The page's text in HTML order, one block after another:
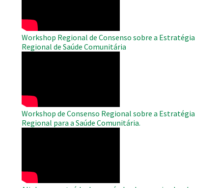
Workshop Regional de Consenso sobre a Estratégia
Regional de Saúde Comunitária
Workshop de Consenso Regional sobre a Estratégia
Regional para a Saúde Comunitária.